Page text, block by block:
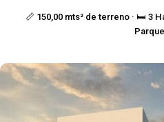
📏 150,00 mts² de terreno · 🛏️ 3